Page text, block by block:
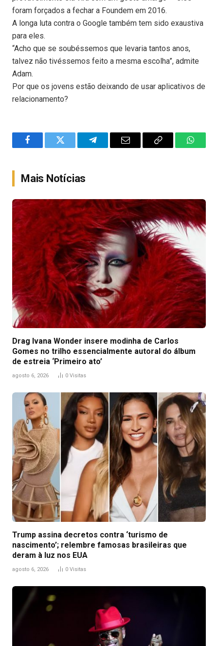
foram forçados a fechar a Foundem em 2016.
A longa luta contra o Google também tem sido exaustiva
para eles.
“Acho que se soubéssemos que levaria tantos anos,
talvez não tivéssemos feito a mesma escolha”, admite
Adam.
Por que os jovens estão deixando de usar aplicativos de
relacionamento?
FacebookTwitter TelegramEmail
Copy
Mais Notícias
Drag Ivana Wonder insere modinha de Carlos
Gomes no trilho essencialmente autoral do álbum
de estreia ‘Primeiro ato’
agosto 6, 2026 0 Visitas
Trump assina decretos contra ‘turismo de
nascimento’; relembre famosas brasileiras que
deram à luz nos EUA
agosto 6, 2026 0 Visitas